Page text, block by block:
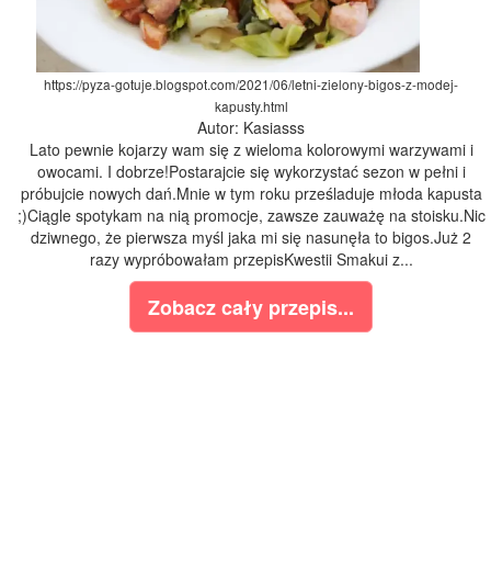
https://pyza-gotuje.blogspot.com/2021/06/letni-zielony-bigos-z-modej-
kapusty.html
Autor: Kasiasss
Lato pewnie kojarzy wam się z wieloma kolorowymi warzywami i
owocami. I dobrze!Postarajcie się wykorzystać sezon w pełni i
próbujcie nowych dań.Mnie w tym roku prześladuje młoda kapusta
;)Ciągle spotykam na nią promocje, zawsze zauważę na stoisku.Nic
dziwnego, że pierwsza myśl jaka mi się nasunęła to bigos.Już 2
razy wypróbowałam przepisKwestii Smakui z...
Zobacz cały przepis...